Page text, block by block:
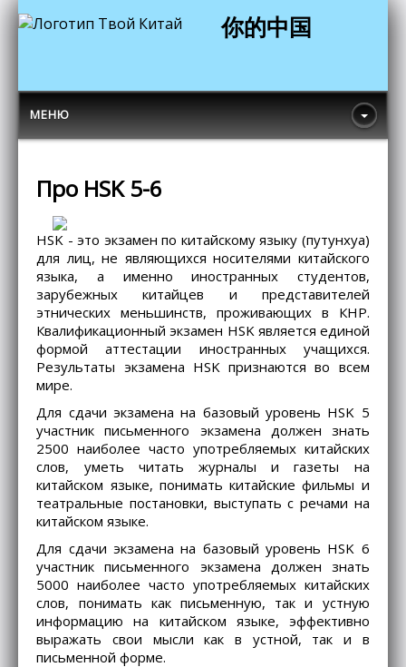
你的中国
МЕНЮ
Про HSK 5-6
HSK - это экзамен по китайскому языку (путунхуа)
для лиц, не являющихся носителями китайского
языка, а именно иностранных студентов,
зарубежных китайцев и представителей
этнических меньшинств, проживающих в КНР.
Квалификационный экзамен HSK является единой
формой аттестации иностранных учащихся.
Результаты экзамена HSK признаются во всем
мире.
Для сдачи экзамена на базовый уровень HSK 5
участник письменного экзамена должен знать
2500 наиболее часто употребляемых китайских
слов, уметь читать журналы и газеты на
китайском языке, понимать китайские фильмы и
театральные постановки, выступать с речами на
китайском языке.
Для сдачи экзамена на базовый уровень HSK 6
участник письменного экзамена должен знать
5000 наиболее часто употребляемых китайских
слов, понимать как письменную, так и устную
информацию на китайском языке, эффективно
выражать свои мысли как в устной, так и в
письменной форме.